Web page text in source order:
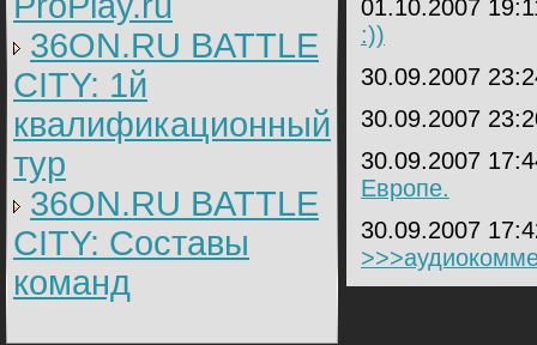
36ON.RU BATTLE
CITY: 1й
квалификационный
тур
36ON.RU BATTLE
CITY: Составы
команд
01.10.2007
:))
30.09.2007
30.09.2007
30.09.2007
Европе.
30.09.2007